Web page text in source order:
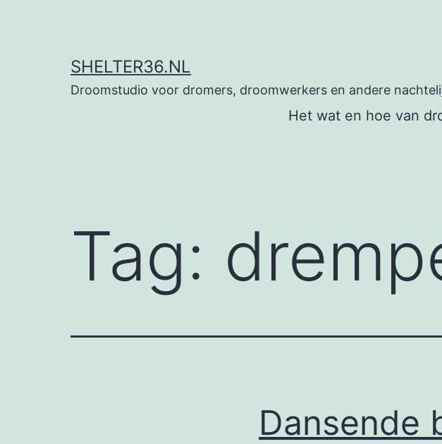
SHELTER36.NL
Droomstudio voor dromers, droomwerkers en andere
Het wat en hoe van
Tag:
Dansende